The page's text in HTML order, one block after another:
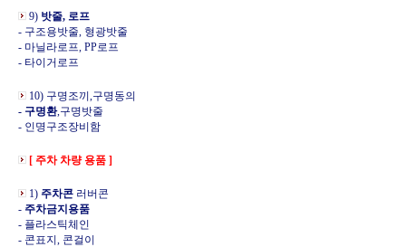
9) 밧줄, 로프
- 구조용밧줄, 형광밧줄
- 마닐라로프, PP로프
- 타이거로프
10) 구명조끼,구명동의
- 구명환,구명밧줄
- 인명구조장비함
[ 주차 차량 용품 ]
1) 주차콘 러버콘
- 주차금지용품
- 플라스틱체인
- 콘표지, 콘걸이